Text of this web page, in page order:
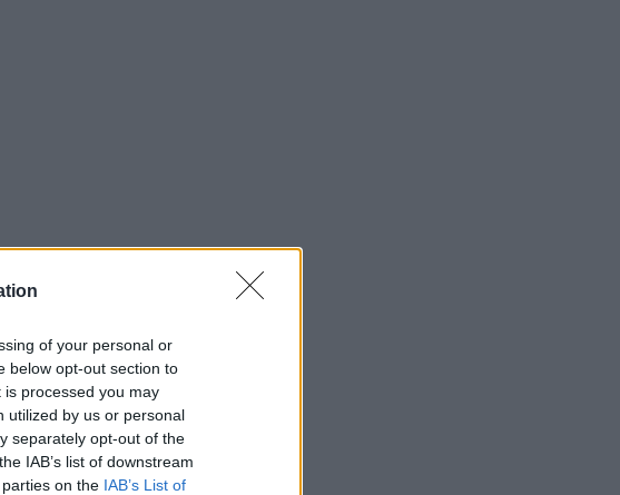
of your personal or
below opt-out section to
processed you may
utilized by us or personal
separately opt-out of the
IAB’s list of downstream
on the IAB’s List of